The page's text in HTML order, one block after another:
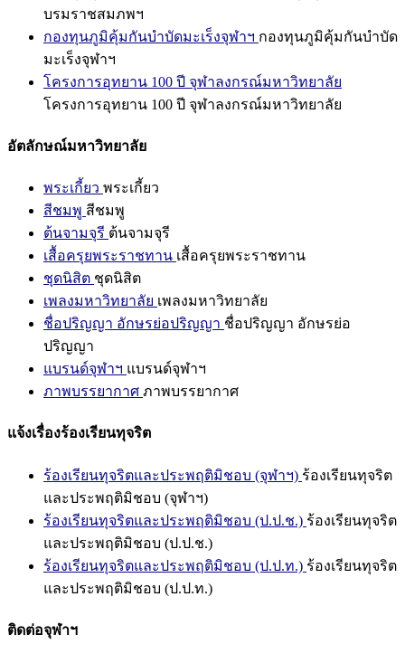
บรมราชสมภพฯ
กองทุนภูมิคุ้มกันบำบัดมะเร็งจุฬาฯ กองทุนภูมิคุ้มกันบำบัด
มะเร็งจุฬาฯ
โครงการอุทยาน 100 ปี จุฬาลงกรณ์มหาวิทยาลัย
โครงการอุทยาน 100 ปี จุฬาลงกรณ์มหาวิทยาลัย
อัตลักษณ์มหาวิทยาลัย
พระเกี้ยว พระเกี้ยว
สีชมพู สีชมพู
ต้นจามจุรี ต้นจามจุรี
เสื้อครุยพระราชทาน เสื้อครุยพระราชทาน
ชุดนิสิต ชุดนิสิต
เพลงมหาวิทยาลัย เพลงมหาวิทยาลัย
ชื่อปริญญา อักษรย่อปริญญา ชื่อปริญญา อักษรย่อ
ปริญญา
แบรนด์จุฬาฯ แบรนด์จุฬาฯ
ภาพบรรยากาศ ภาพบรรยากาศ
แจ้งเรื่องร้องเรียนทุจริต
ร้องเรียนทุจริตและประพฤติมิชอบ (จุฬาฯ) ร้องเรียนทุจริต
และประพฤติมิชอบ (จุฬาฯ)
ร้องเรียนทุจริตและประพฤติมิชอบ (ป.ป.ช.) ร้องเรียนทุจริต
และประพฤติมิชอบ (ป.ป.ช.)
ร้องเรียนทุจริตและประพฤติมิชอบ (ป.ป.ท.) ร้องเรียนทุจริต
และประพฤติมิชอบ (ป.ป.ท.)
ติดต่อจุฬาฯ